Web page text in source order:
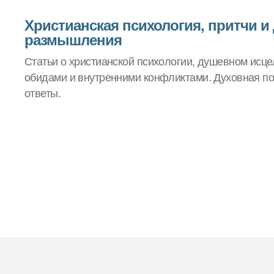
Христианская психология, притчи
размышления
Статьи о христианской психологии, душевном
обидами и внутренними конфликтами. Духовная
ответы.